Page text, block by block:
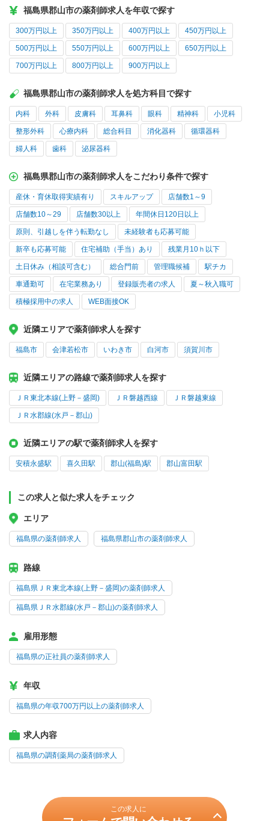
福島県郡山市の薬剤師求人を年収で探す
300万円以上 350万円以上 400万円以上 450万円以上
500万円以上 550万円以上 600万円以上 650万円以上
700万円以上 800万円以上 900万円以上
福島県郡山市の薬剤師求人を処方科目で探す
内科 外科 皮膚科 耳鼻科 眼科 精神科 小児科
整形外科 心療内科 総合科目 消化器科 循環器科
婦人科 歯科 泌尿器科
福島県郡山市の薬剤師求人をこだわり条件で探す
産休・育休取得実績有り スキルアップ 店舗数1～9
店舗数10～29 店舗数30以上 年間休日120日以上
原則、引越しを伴う転勤なし 未経験者も応募可能
新卒も応募可能 住宅補助（手当）あり 残業月10ｈ以下
土日休み（相談可含む） 総合門前 管理職候補 駅チカ
車通勤可 在宅業務あり 登録販売者の求人 夏～秋入職可
積極採用中の求人 WEB面接OK
近隣エリアで薬剤師求人を探す
福島市 会津若松市 いわき市 白河市 須賀川市
近隣エリアの路線で薬剤師求人を探す
ＪＲ東北本線(上野－盛岡) ＪＲ磐越西線 ＪＲ磐越東線
ＪＲ水郡線(水戸－郡山)
近隣エリアの駅で薬剤師求人を探す
安積永盛駅 喜久田駅 郡山(福島)駅 郡山富田駅
この求人と似た求人をチェック
エリア
福島県の薬剤師求人 福島県郡山市の薬剤師求人
路線
福島県ＪＲ東北本線(上野－盛岡)の薬剤師求人
福島県ＪＲ水郡線(水戸－郡山)の薬剤師求人
雇用形態
福島県の正社員の薬剤師求人
年収
福島県の年収700万円以上の薬剤師求人
求人内容
福島県の調剤薬局の薬剤師求人
この求人に